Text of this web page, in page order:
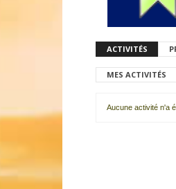
ACTIVITÉS
MES ACTIVITÉS
Aucune activité n'a